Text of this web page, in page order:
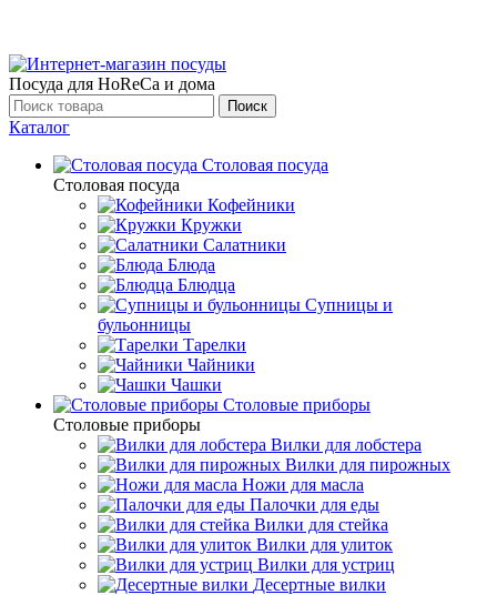
Посуда для HoReCa и дома
Поиск
Каталог
Столовая посуда
Столовая посуда
Кофейники
Кружки
Салатники
Блюда
Блюдца
Супницы и
бульонницы
Тарелки
Чайники
Чашки
Cтоловые приборы
Cтоловые приборы
Вилки для лобстера
Вилки для пирожных
Ножи для масла
Палочки для еды
Вилки для стейка
Вилки для улиток
Вилки для устриц
Десертные вилки